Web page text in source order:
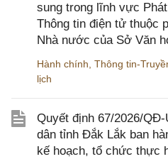
sung trong lĩnh vực
Thông tin điện tử thuộc
Nhà nước của Sở Văn
Hành chính, Thông tin-
lịch
Quyết định 67/2026/
dân tỉnh Đắk Lắk ban
kế hoạch, tổ chức thực